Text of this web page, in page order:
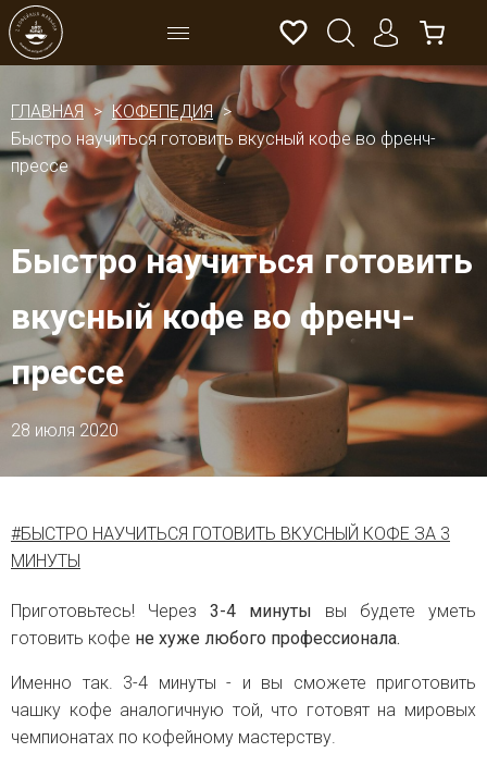
ГЛАВНАЯ
КОФЕПЕДИЯ
Быстро научиться готовить вкусный кофе во френч-
прессе
Быстро научиться готовить
вкусный кофе во френч-
прессе
28 июля 2020
#БЫСТРО НАУЧИТЬСЯ ГОТОВИТЬ ВКУСНЫЙ КОФЕ ЗА 3
МИНУТЫ
Приготовьтесь! Через 3-4 минуты вы будете уметь
готовить кофе не хуже любого профессионала.
Именно так. 3-4 минуты - и вы сможете приготовить
чашку кофе аналогичную той, что готовят на мировых
чемпионатах по кофейному мастерству.